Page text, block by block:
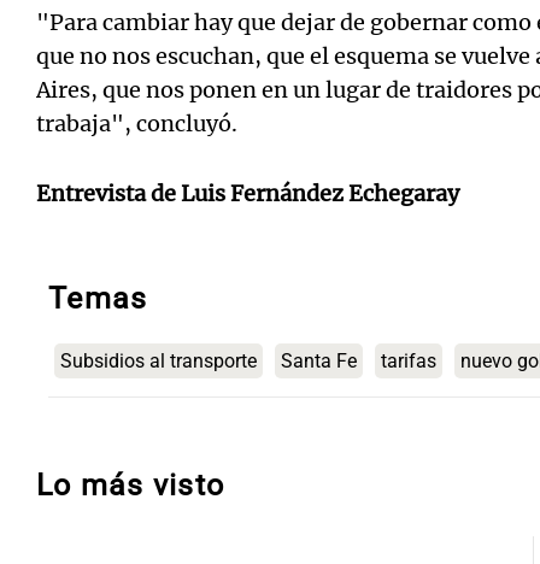
"Para cambiar hay que dejar de gobernar
que no nos escuchan, que el esquema se
Aires, que nos ponen en un lugar de traidores
trabaja", concluyó.
Entrevista de Luis Fernández Echegaray
Temas
Subsidios al transporte Santa Fe tarifas nuevo
Lo más visto